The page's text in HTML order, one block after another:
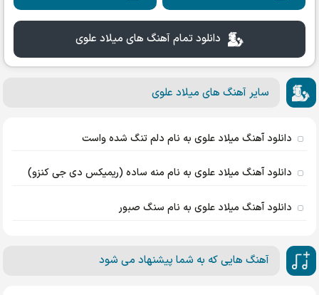
دانلود تمام آهنگ های میلاد علوی
سایر آهنگ های میلاد علوی
دانلود آهنگ میلاد علوی به نام دلم تنگ شده واست
دانلود آهنگ میلاد علوی به نام منه ساده (ریمیکس دی جی کنزو)
دانلود آهنگ میلاد علوی به نام سنگ صبور
آهنگ هایی که به شما پیشنهاد می شود